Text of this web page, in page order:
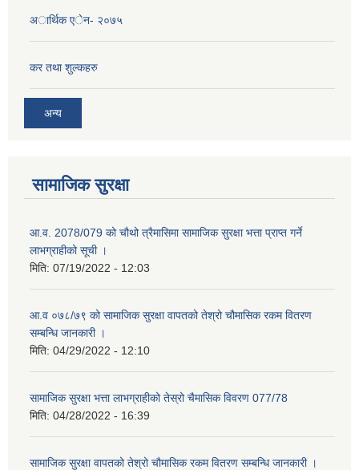
अार्थिक एेन- २०७५
कर तथा शुल्कहरु
अन्य
सामाजिक सुरक्षा
आ.व. 2078/079 को चौथो त्रैमासिमा सामाजिक सुरक्षा भत्ता प्राप्त गर्ने
लाभग्राहीको सूची ।
मिति: 07/19/2022 - 12:03
आ.व ०७८/७९ को सामाजिक सुरक्षा वापतको तेश्रो चौमासिक रकम वितरण
सम्बन्धि जानकारी ।
मिति: 04/29/2022 - 12:10
सामाजिक सुरक्षा भत्ता लाभग्राहीको तेस्रो चैमासिक विवरण 077/78
मिति: 04/28/2022 - 16:39
सामाजिक सुरक्षा वापतको तेश्रो चौमासिक रकम वितरण सम्बन्धि जानकारी ।